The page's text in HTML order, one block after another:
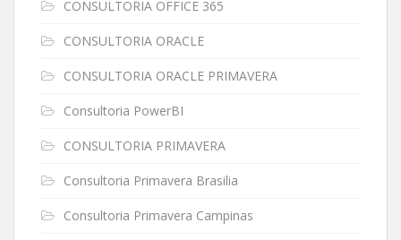
CONSULTORIA OFFICE 365
CONSULTORIA ORACLE
CONSULTORIA ORACLE PRIMAVERA
Consultoria PowerBI
CONSULTORIA PRIMAVERA
Consultoria Primavera Brasilia
Consultoria Primavera Campinas